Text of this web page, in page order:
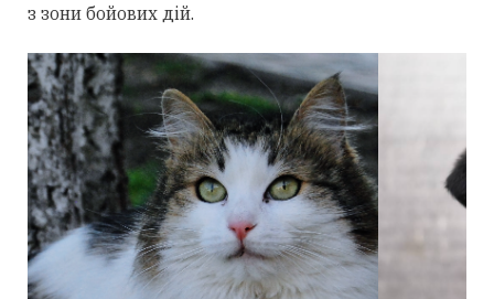
з зони бойових дій.